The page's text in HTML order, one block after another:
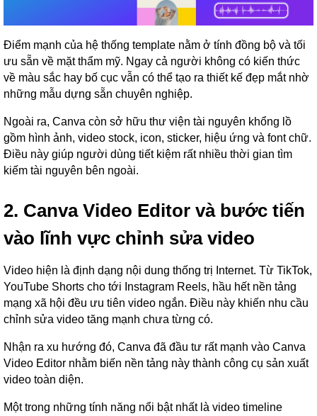
Điểm mạnh của hệ thống template nằm ở tính đồng bộ và tối
ưu sẵn về mặt thẩm mỹ. Ngay cả người không có kiến thức
về màu sắc hay bố cục vẫn có thể tạo ra thiết kế đẹp mắt nhờ
những mẫu dựng sẵn chuyên nghiệp.
Ngoài ra, Canva còn sở hữu thư viện tài nguyên khổng lồ
gồm hình ảnh, video stock, icon, sticker, hiệu ứng và font chữ.
Điều này giúp người dùng tiết kiệm rất nhiều thời gian tìm
kiếm tài nguyên bên ngoài.
2. Canva Video Editor và bước tiến
vào lĩnh vực chỉnh sửa video
Video hiện là định dạng nội dung thống trị Internet. Từ TikTok,
YouTube Shorts cho tới Instagram Reels, hầu hết nền tảng
mạng xã hội đều ưu tiên video ngắn. Điều này khiến nhu cầu
chỉnh sửa video tăng mạnh chưa từng có.
Nhận ra xu hướng đó, Canva đã đầu tư rất mạnh vào Canva
Video Editor nhằm biến nền tảng này thành công cụ sản xuất
video toàn diện.
Một trong những tính năng nổi bật nhất là video timeline